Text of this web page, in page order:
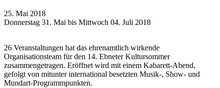
25. Mai 2018
Donnerstag 31. Mai bis Mittwoch 04. Juli 2018
26 Veranstaltungen hat das ehrenamtlich wirkende
Organisationsteam für den 14. Ebneter Kultursommer
zusammengetragen. Eröffnet wird mit einem Kabarett-Abend,
gefolgt von mitunter international besetzten Musik-, Show- und
Mundart-Programmpunkten.